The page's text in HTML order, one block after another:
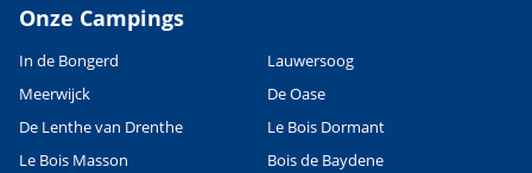
Onze Campings
In de Bongerd
Lauwersoog
Meerwijck
De Oase
De Lenthe van Drenthe
Le Bois Dormant
Le Bois Masson
Bois de Baydene